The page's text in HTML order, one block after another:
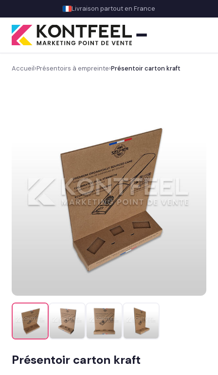
Livraison partout en France
Découvrez nos présentoirs de comptoir sur mesure
Signalétique d’accueil
Valorisation & mise en avant
Distribution & merchandising
MISE EN AVANT
Présentoir comptoir : nos formats les +
commandés→
Signalétique et linéaire
Stand événementiel
Packaging et coffrets
Accueil›Présentoirs à empreinte›Présentoir carton kraft
Présentoir carton kraft